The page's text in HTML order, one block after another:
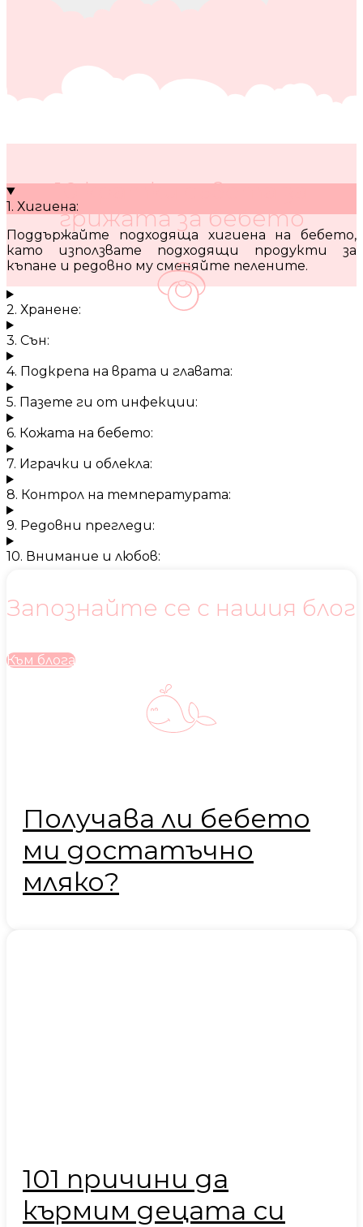
10 кратки съвета за
грижата за бебето
1. Хигиена:
Поддържайте подходяща хигиена на бебето,
като използвате подходящи продукти за
къпане и редовно му сменяйте пелените.
2. Хранене:
3. Сън:
4. Подкрепа на врата и главата:
5. Пазете ги от инфекции:
6. Кожата на бебето:
7. Играчки и облекла:
8. Контрол на температурата:
9. Редовни прегледи:
10. Внимание и любов:
Запознайте се с нашия блог
Към блога
Получава ли бебето
ми достатъчно
мляко?
101 причини да
кърмим децата си